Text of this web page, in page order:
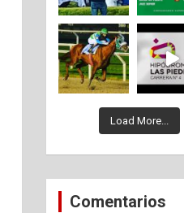
Load More...
Comentarios